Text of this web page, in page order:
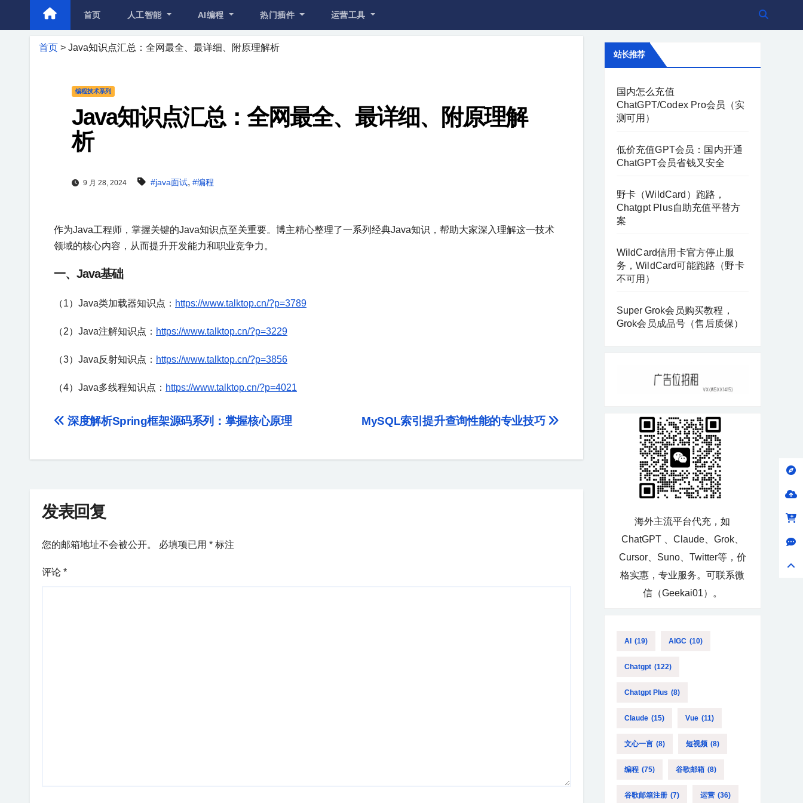
首页 人工智能 AI编程 热门插件 运营工具
首页 > Java知识点汇总：全网最全、最详细、附原理解析
编程技术系列
Java知识点汇总：全网最全、最详细、附原理解
析
9 月 28, 2024 #java面试, #编程
作为Java工程师，掌握关键的Java知识点至关重要。博主精心整理了一系列经典Java知识，帮助大家深入理解这一技术
领域的核心内容，从而提升开发能力和职业竞争力。
一、Java基础
（1）Java类加载器知识点： https://www.talktop.cn/?p=3789
（2）Java注解知识点： https://www.talktop.cn/?p=3229
（3）Java反射知识点： https://www.talktop.cn/?p=3856
（4）Java多线程知识点： https://www.talktop.cn/?p=4021
MySQL索引提升查询性能的专业技巧
深度解析Spring框架源码系列：掌握核心原理
发表回复
您的邮箱地址不会被公开。 必填项已用 * 标注
评论 *
站长推荐
国内怎么充值
ChatGPT/Codex Pro会员（实
测可用）
低价充值GPT会员：国内开通
ChatGPT会员省钱又安全
野卡（WildCard）跑路，
Chatgpt Plus自助充值平替方
案
WildCard信用卡官方停止服
务，WildCard可能跑路（野卡
不可用）
Super Grok会员购买教程，
Grok会员成品号（售后质保）
海外主流平台代充，如
ChatGPT 、Claude、Grok、
Cursor、Suno、Twitter等，价
格实惠，专业服务。可联系微
信（Geekai01）。
AI (19) AIGC (10)
Chatgpt (122)
Chatgpt Plus (8)
Claude (15) Vue (11)
文心一言 (8) 短视频 (8)
编程 (75) 谷歌邮箱 (8)
谷歌邮箱注册 (7) 运营 (36)